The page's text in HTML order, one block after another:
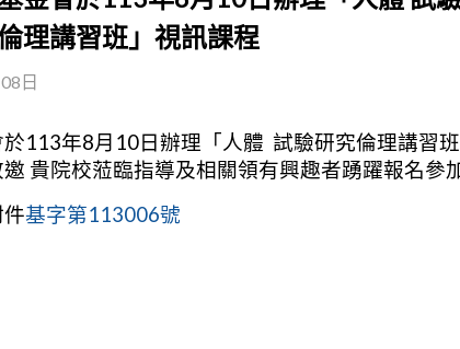
理講習班」視訊課程
日
113年8月10日辦理「人體 試驗研究倫理講習
貴院校蒞臨指導及相關領有興趣者踴躍報名參
基字第113006號
訂於113年7月13(星期六)及113年8月10日(星期六)辦理由衛生福